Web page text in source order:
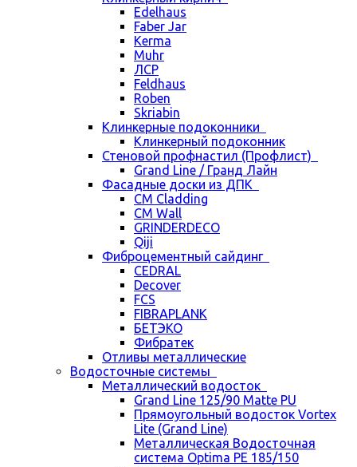
Edelhaus
Faber Jar
Kerma
Muhr
ЛСР
Feldhaus
Roben
Skriabin
Клинкерные подоконники
Клинкерный подоконник
Стеновой профнастил (Профлист)
Grand Line / Гранд Лайн
Фасадные доски из ДПК
CM Cladding
CM Wall
GRINDERDECO
Qiji
Фиброцементный сайдинг
CEDRAL
Decover
FCS
FIBRAPLANK
БЕТЭКО
Фибратек
Отливы металлические
Водосточные системы
Металлический водосток
Grand Line 125/90 Matte PU
Прямоугольный водосток Vortex
Lite (Grand Line)
Металлическая Водосточная
система Optima PE 185/150